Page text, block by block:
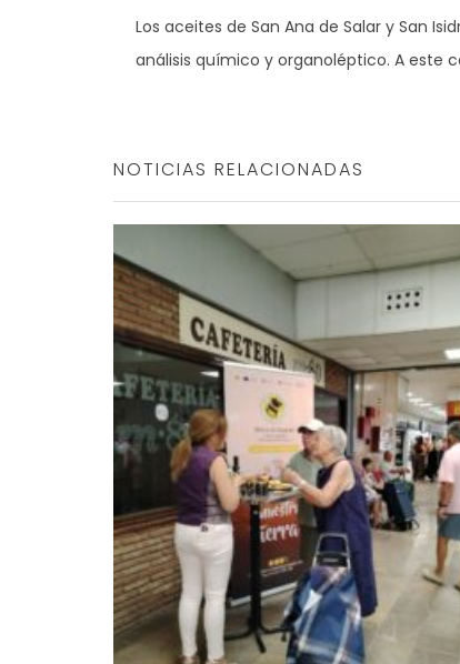
Los aceites de San Ana de Salar y San
análisis químico y organoléptico. A este
NOTICIAS RELACIONADAS